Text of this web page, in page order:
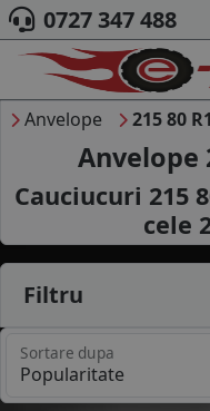
ACASA
DESPRE
0727 347 488
Anvelope 215 80
Anvelope
Cauciucuri 215
cele
Filtru
Sortare dupa